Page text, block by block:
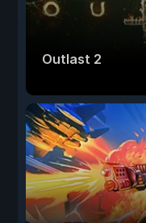
Outlast 2